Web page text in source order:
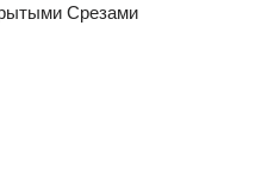
Срезами